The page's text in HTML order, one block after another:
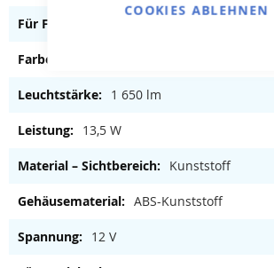
COOKIES ABLEHNEN
1 650 lm
13,5 W
Kunststoff
ABS-Kunststoff
12 V